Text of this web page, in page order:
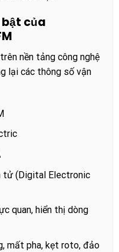
của
nền tảng công nghệ
lại các thông số vận
tử (Digital Electronic
quan, hiển thị dòng
mất pha, kẹt roto, đảo